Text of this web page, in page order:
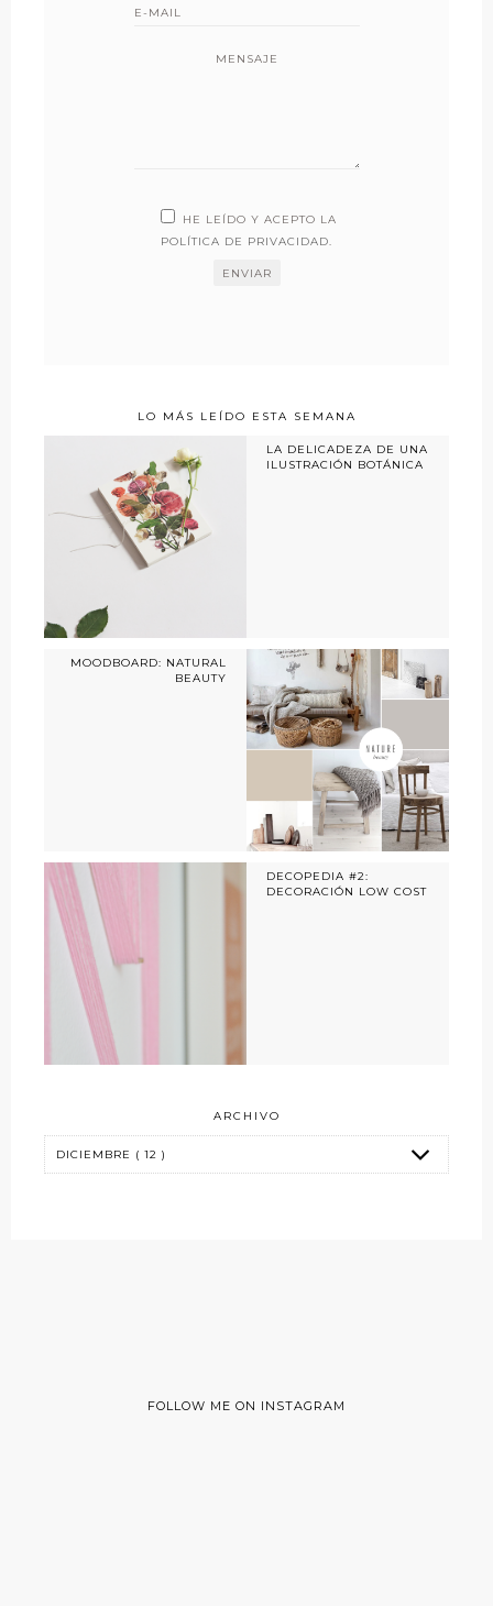
MENSAJE
HE LEÍDO Y ACEPTO LA
POLÍTICA DE PRIVACIDAD.
LO MÁS LEÍDO ESTA SEMANA
LA DELICADEZA DE UNA
ILUSTRACIÓN BOTÁNICA
MOODBOARD: NATURAL
BEAUTY
DECOPEDIA #2:
DECORACIÓN LOW COST
ARCHIVO
FOLLOW ME ON INSTAGRAM